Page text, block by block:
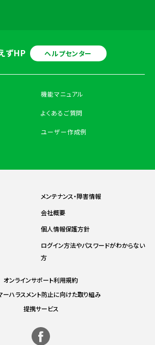
ずHP ヘルプセンター
機能マニュアル
よくあるご質問
ユーザー作成例
メンテナンス・障害情報
会社概要
個人情報保護方針
ログイン方法やパスワードがわからない
方
オンラインサポート利用規約
ーハラスメント防止に向けた取り組み
提携サービス